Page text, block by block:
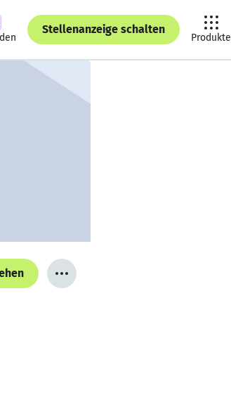
Stellenanzeige schalten
Produkte